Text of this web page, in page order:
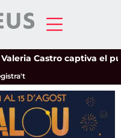
Castro captiva el